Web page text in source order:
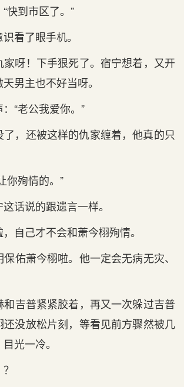
快到‌市区了。”
看了眼手机。
家呀！下手狠死了。宿宁想着，又开
男主‌也不‌好当呀。
“老‌公我爱你。”
，还被这样的仇家缠着，他真的只‌
你殉情的。”
话说的跟遗言一样。
自己才‌不‌会和‌萧今栩殉情。
佑萧今栩啦。他一定会无病无灾、
和‌吉普紧紧胶着，再又一次躲过吉普
还没放松片刻，等看见前方骤然被几
光一冷。